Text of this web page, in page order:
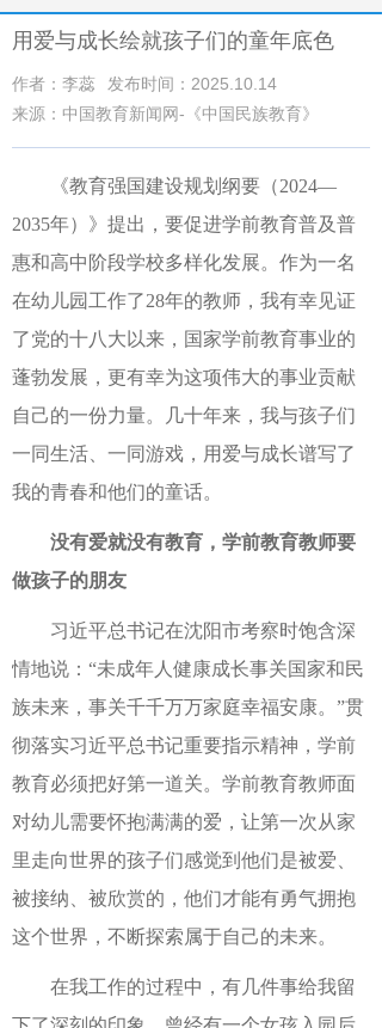
用爱与成长绘就孩子们的童年底色
作者：李蕊
发布时间：2025.10.14
来源：中国教育新闻网-《中国民族教育》
《教育强国建设规划纲要（2024—
2035年）》提出，要促进学前教育普及普
惠和高中阶段学校多样化发展。作为一名
在幼儿园工作了28年的教师，我有幸见证
了党的十八大以来，国家学前教育事业的
蓬勃发展，更有幸为这项伟大的事业贡献
自己的一份力量。几十年来，我与孩子们
一同生活、一同游戏，用爱与成长谱写了
我的青春和他们的童话。
没有爱就没有教育，学前教育教师要
做孩子的朋友
习近平总书记在沈阳市考察时饱含深
情地说： “未成年人健康成长事关国家和民
族未来，事关千千万万家庭幸福安康。”贯
彻落实习近平总书记重要指示精神，学前
教育必须把好第一道关。学前教育教师面
对幼儿需要怀抱满满的爱，让第一次从家
里走向世界的孩子们感觉到他们是被爱、
被接纳、被欣赏的，他们才能有勇气拥抱
这个世界，不断探索属于自己的未来。
在我工作的过程中，有几件事给我留